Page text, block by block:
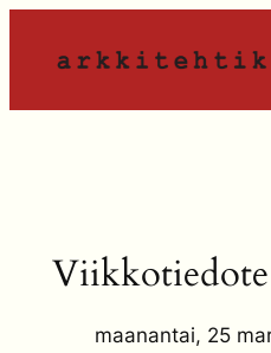
sisältöön
maanantai, 25